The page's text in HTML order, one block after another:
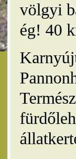
völgyi
ég! 40